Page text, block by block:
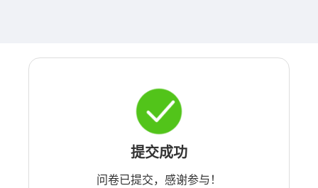
提交成功
问卷已提交，感谢参与！